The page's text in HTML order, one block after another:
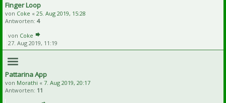
Finger Loop
von Coke « 25. Aug 2019, 15:28
Antworten: 4
von Coke
27. Aug 2019, 11:19
Pattarina App
von Morathi « 7. Aug 2019, 20:17
Antworten: 11